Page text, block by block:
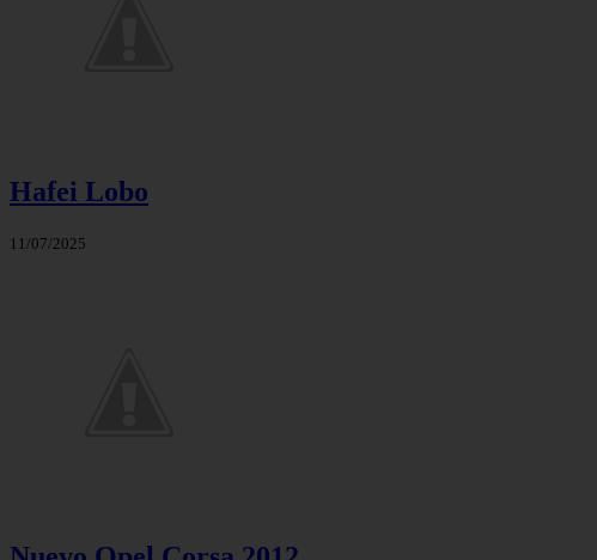
Hafei Lobo
11/07/2025